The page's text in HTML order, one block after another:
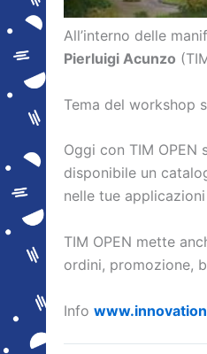
All’interno delle
Pierluigi Acunzo
Tema del workshop
Oggi con TIM
disponibile un
nelle tue
TIM OPEN mette
ordini, promozione,
Info